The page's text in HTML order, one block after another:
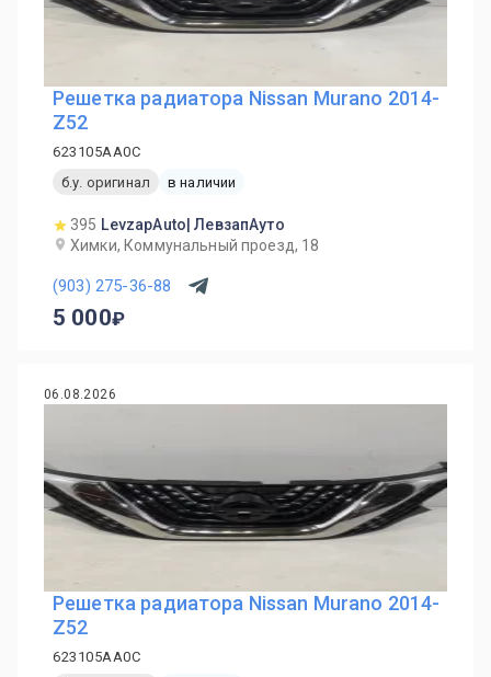
Решетка радиатора Nissan Murano 2014-
Z52
623105AA0C
б.у. оригинал
в наличии
395 LevzapAuto| ЛевзапАуто
Химки, Коммунальный проезд, 18
(903) 275-36-88
5 000
06.08.2026
Решетка радиатора Nissan Murano 2014-
Z52
623105АА0С